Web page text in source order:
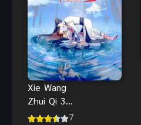
Xie Wang
Zhui Qi 3
(2020)
7